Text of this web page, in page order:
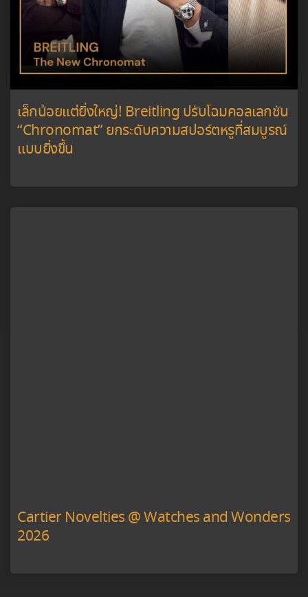
เล็กน้อยแต่ยิ่งใหญ่! Breitling ปรับโฉมคอลเลกชัน
“Chronomat” ยกระดับความสปอร์ตหรูที่สมบูรณ์
แบบยิ่งขึ้น
Cartier Novelties @ Watches and Wonders
2026